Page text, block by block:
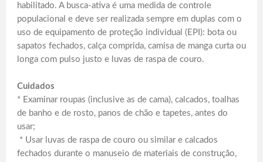
habilitado. A busca-ativa é uma medida de controle
populacional e deve ser realizada sempre em duplas com o
uso de equipamento de proteção individual (EPI): bota ou
sapatos fechados, calça comprida, camisa de manga curta ou
longa com pulso justo e luvas de raspa de couro.
Cuidados
* Examinar roupas (inclusive as de cama), calcados, toalhas
de banho e de rosto, panos de chão e tapetes, antes do
usar;
* Usar luvas de raspa de couro ou similar e calcados
fechados durante o manuseio de materiais de construção,